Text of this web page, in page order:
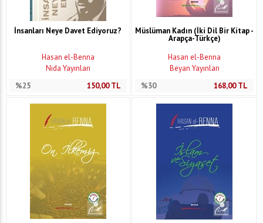
İnsanları Neye Davet Ediyoruz?
Hasan el-Benna
Nida Yayınları
%25
150,00TL
Müslüman Kadın (İki Dil Bir Kitap -
Arapça-Türkçe)
Hasan el-Benna
Beyan Yayınları
%30
168,00TL